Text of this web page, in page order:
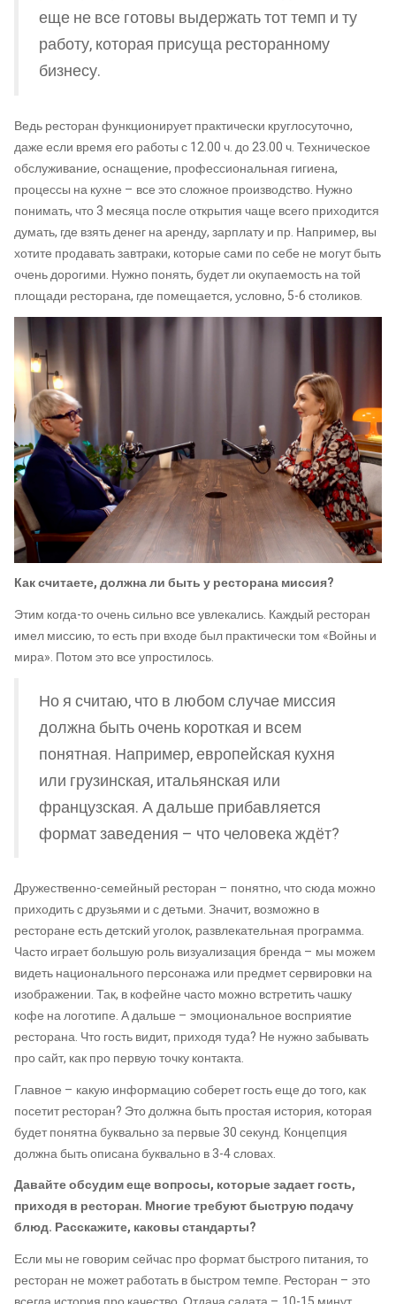
еще не все готовы выдержать тот темп и ту
работу, которая присуща ресторанному
бизнесу.
Ведь ресторан функционирует практически круглосуточно,
даже если время его работы с 12.00 ч. до 23.00 ч. Техническое
обслуживание, оснащение, профессиональная гигиена,
процессы на кухне – все это сложное производство. Нужно
понимать, что 3 месяца после открытия чаще всего приходится
думать, где взять денег на аренду, зарплату и пр. Например, вы
хотите продавать завтраки, которые сами по себе не могут быть
очень дорогими. Нужно понять, будет ли окупаемость на той
площади ресторана, где помещается, условно, 5-6 столиков.
Как считаете, должна ли быть у ресторана миссия?
Этим когда-то очень сильно все увлекались. Каждый ресторан
имел миссию, то есть при входе был практически том «Войны и
мира». Потом это все упростилось.
Но я считаю, что в любом случае миссия
должна быть очень короткая и всем
понятная. Например, европейская кухня
или грузинская, итальянская или
французская. А дальше прибавляется
формат заведения – что человека ждёт?
Дружественно-семейный ресторан – понятно, что сюда можно
приходить с друзьями и с детьми. Значит, возможно в
ресторане есть детский уголок, развлекательная программа.
Часто играет большую роль визуализация бренда – мы можем
видеть национального персонажа или предмет сервировки на
изображении. Так, в кофейне часто можно встретить чашку
кофе на логотипе. А дальше – эмоциональное восприятие
ресторана. Что гость видит, приходя туда? Не нужно забывать
про сайт, как про первую точку контакта.
Главное – какую информацию соберет гость еще до того, как
посетит ресторан? Это должна быть простая история, которая
будет понятна буквально за первые 30 секунд. Концепция
должна быть описана буквально в 3-4 словах.
Давайте обсудим еще вопросы, которые задает гость,
приходя в ресторан. Многие требуют быструю подачу
блюд. Расскажите, каковы стандарты?
Если мы не говорим сейчас про формат быстрого питания, то
ресторан не может работать в быстром темпе. Ресторан – это